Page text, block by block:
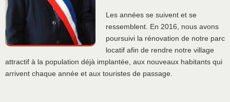
Les années se suivent et se
ressemblent. En 2016, nous avons
poursuivi la rénovation de notre parc
locatif afin de rendre notre village
attractif à la population déjà implantée, aux nouveaux habitants qui
arrivent chaque année et aux touristes de passage.